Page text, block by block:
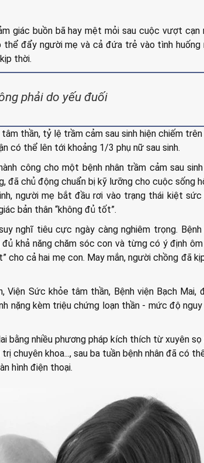
giác buồn bã hay mệt mỏi sau cuộc vượt cạn
đẩy người mẹ và cả đứa trẻ vào tình huống
thời.
phải do yếu đuối
thần, tỷ lệ trầm cảm sau sinh hiện chiếm trên
có thể lên tới khoảng 1/3 phụ nữ sau sinh.
công cho một bệnh nhân trầm cảm sau sinh
đã chủ động chuẩn bị kỹ lưỡng cho cuộc sống
người mẹ bắt đầu rơi vào trạng thái kiệt
bản thân “không đủ tốt”.
nghĩ tiêu cực ngày càng nghiêm trọng. Bệnh
khả năng chăm sóc con và từng có ý định
cho cả hai mẹ con. May mắn, người chồng đã
Viện Sức khỏe tâm thần, Bệnh viện Bạch Mai,
nặng kèm triệu chứng loạn thần - mức độ
bằng nhiều phương pháp kích thích từ xuyên
chuyên khoa..., sau ba tuần bệnh nhân đã có
hình điện thoại.